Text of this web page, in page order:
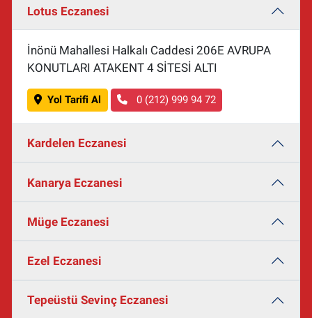
Lotus Eczanesi
İnönü Mahallesi Halkalı Caddesi 206E AVRUPA
KONUTLARI ATAKENT 4 SİTESİ ALTI
Yol Tarifi Al 0 (212) 999 94 72
Kardelen Eczanesi
Kanarya Eczanesi
Müge Eczanesi
Ezel Eczanesi
Tepeüstü Sevinç Eczanesi